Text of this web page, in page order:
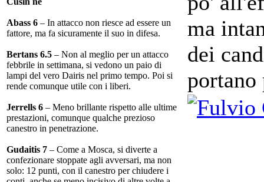
Abass 6 – In attacco non riesce ad essere un
fattore, ma fa sicuramente il suo in difesa.
Bertans 6.5 – Non al meglio per un attacco
febbrile in settimana, si vedono un paio di
lampi del vero Dairis nel primo tempo. Poi si
rende comunque utile con i liberi.
Jerrells 6 – Meno brillante rispetto alle ultime
prestazioni, comunque qualche prezioso
canestro in penetrazione.
Gudaitis 7 – Come a Mosca, si diverte a
confezionare stoppate agli avversari, ma non
solo: 12 punti, con il canestro per chiudere i
ma
dei
portano